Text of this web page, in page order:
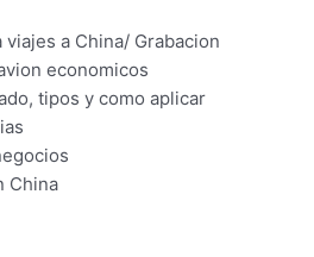
a China/ Grabacion
economicos
tipos y como aplicar
China